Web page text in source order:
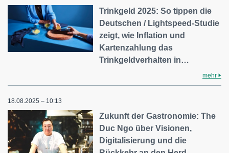
Trinkgeld 2025: So tippen die
Deutschen / Lightspeed-Studie
zeigt, wie Inflation und
Kartenzahlung das
Trinkgeldverhalten in…
mehr
18.08.2025 – 10:13
Zukunft der Gastronomie: The
Duc Ngo über Visionen,
Digitalisierung und die